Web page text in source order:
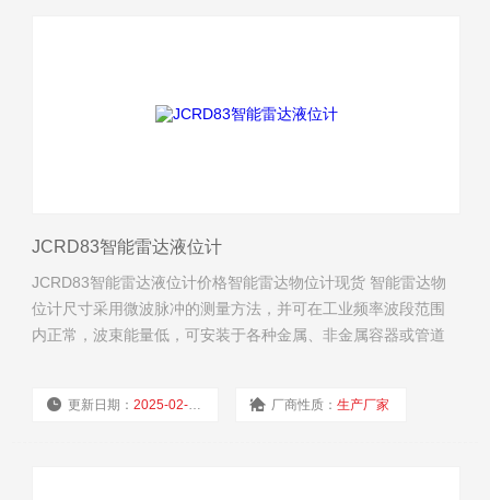
JCRD83智能雷达液位计
JCRD83智能雷达液位计价格智能雷达物位计现货 智能雷达物
位计尺寸采用微波脉冲的测量方法，并可在工业频率波段范围
内正常，波束能量低，可安装于各种金属、非金属容器或管道
更新日期：2025-02-18 厂商性质：生产厂家